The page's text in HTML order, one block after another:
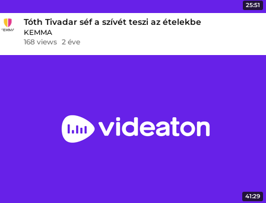
25:51
Tóth Tivadar séf a szívét teszi az ételekbe
KEMMA
168 views 2 éve
41:29